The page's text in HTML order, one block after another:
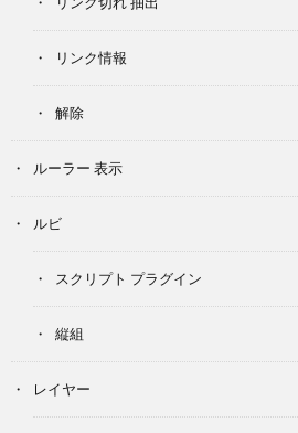
リンク情報
解除
ルーラー 表示
ルビ
スクリプト プラグイン
縦組
レイヤー